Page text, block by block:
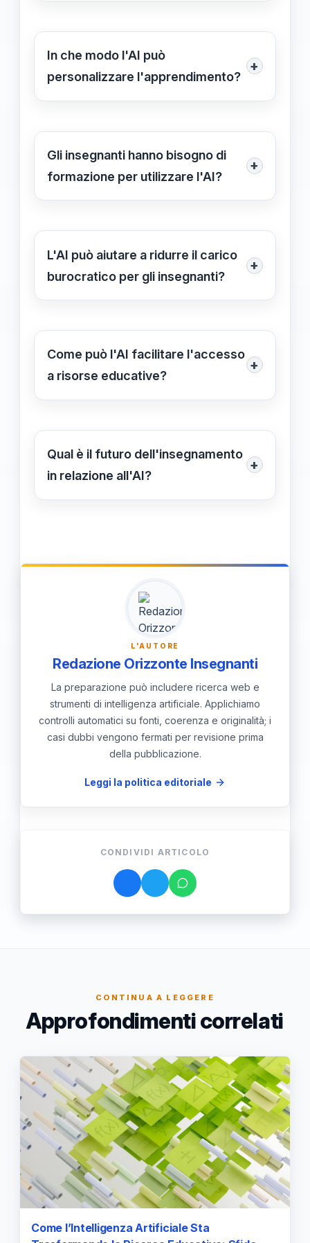
I principali rischi includono la
privacy e l'uso di algoritmi
discriminatori. È fondamentale che le
In che modo l'AI può
personalizzare l'apprendimento?
+
Le piattaforme AI possono analizzare
e adattare i materiali di
apprendimento in base alle loro
Gli insegnanti hanno bisogno di
formazione per utilizzare l'AI?
+
Sì, è cruciale che gli insegnanti
per utilizzare efficacemente le
tecnologie AI, comprendendo sia le
L'AI può aiutare a ridurre il carico
burocratico per gli insegnanti?
+
Sì, grazie all'automazione di compiti
e la valutazione, gli insegnanti
possono risparmiare tempo e
Come può l'AI facilitare l'accesso
a risorse educative?
+
L'AI permette agli insegnanti di
risorse online, facilitando
l'integrazione di contenuti globali nel
Qual è il futuro dell'insegnamento
in relazione all'AI?
+
Il futuro dell'insegnamento prevede
di creare ambienti di apprendimento
personalizzati e più coinvolgenti,
mantenendo il docente nelle sue
funzioni centrali.
L'AUTORE
Redazione Orizzonte Insegnanti
La preparazione può includere ricerca web e
strumenti di intelligenza artificiale. Applichiamo
controlli automatici su fonti, coerenza e originalità; i
casi dubbi vengono fermati per revisione prima
della pubblicazione.
Leggi la politica editoriale
CONDIVIDI ARTICOLO
CONTINUA A LEGGERE
Approfondimenti correlati
Come l’Intelligenza Artificiale Sta